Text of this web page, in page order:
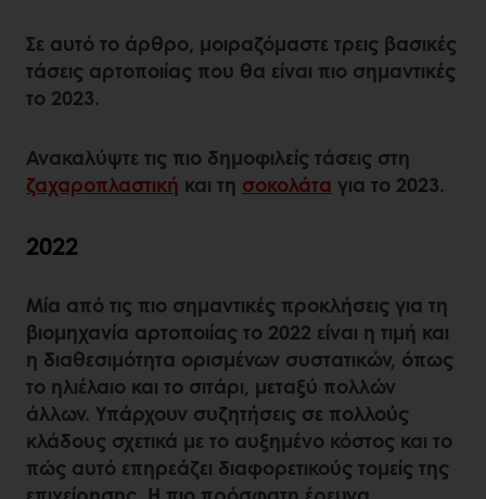
Σε αυτό το άρθρο, μοιραζόμαστε τρεις βασικές
τάσεις αρτοποιίας που θα είναι πιο σημαντικές
το 2023.
Ανακαλύψτε τις πιο δημοφιλείς τάσεις στη
ζαχαροπλαστική και τη σοκολάτα για το 2023.
2022
Μία από τις πιο σημαντικές προκλήσεις για τη
βιομηχανία αρτοποιίας το 2022 είναι η τιμή και
η διαθεσιμότητα ορισμένων συστατικών, όπως
το ηλιέλαιο και το σιτάρι, μεταξύ πολλών
άλλων. Υπάρχουν συζητήσεις σε πολλούς
κλάδους σχετικά με το αυξημένο κόστος και το
πώς αυτό επηρεάζει διαφορετικούς τομείς της